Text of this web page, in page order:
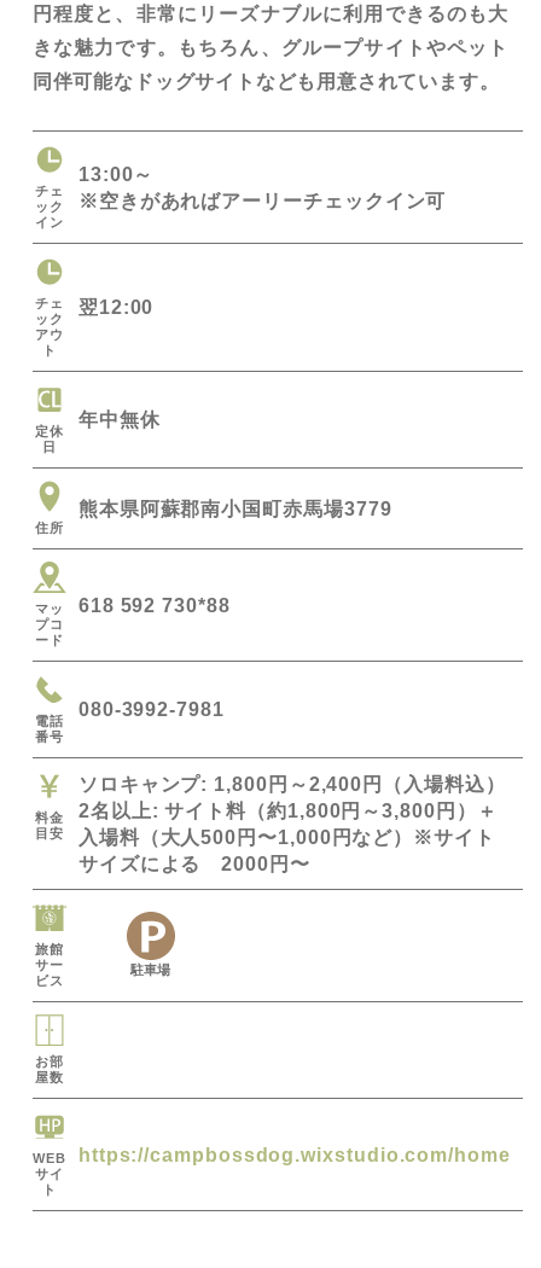
円程度と、非常にリーズナブルに利用できるのも大
きな魅力です。もちろん、グループサイトやペット
同伴可能なドッグサイトなども用意されています。
チェ
ック
イン
13:00～
※空きがあればアーリーチェックイン可
チェ
ック
アウ
ト
翌12:00
定休
日
年中無休
住所
熊本県阿蘇郡南小国町赤馬場3779
マッ
プコ
ード
618 592 730*88
電話
番号
080-3992-7981
料金
目安
ソロキャンプ: 1,800円～2,400円（入場料込）
2名以上: サイト料（約1,800円～3,800円）＋
入場料（大人500円〜1,000円など）※サイト
サイズによる 2000円〜
旅館
サー
ビス
駐車場
お部
屋数
WEB
サイ
ト
https://campbossdog.wixstudio.com/home